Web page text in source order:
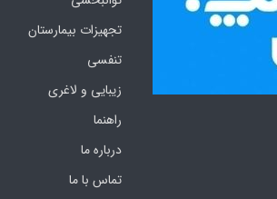
تجهیزات بیمارستان
تنفسی
زیبایی و لاغری
راهنما
درباره ما
تماس با ما